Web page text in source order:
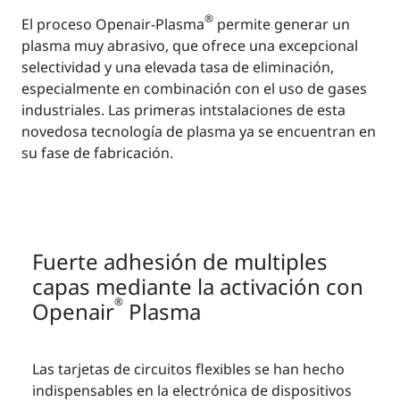
El proceso Openair-Plasma® permite generar un
plasma muy abrasivo, que ofrece una excepcional
selectividad y una elevada tasa de eliminación,
especialmente en combinación con el uso de gases
industriales. Las primeras intstalaciones de esta
novedosa tecnología de plasma ya se encuentran en
su fase de fabricación.
Fuerte adhesión de multiples
capas mediante la activación con
Openair® Plasma
Las tarjetas de circuitos flexibles se han hecho
indispensables en la electrónica de dispositivos